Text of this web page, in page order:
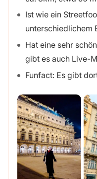
Ist wie ein
unterschiedlichem
Hat eine sehr
gibt es auch Live-
Funfact: Es gibt